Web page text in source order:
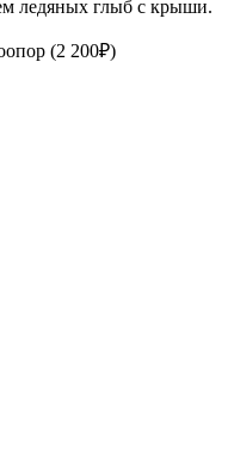
ледяных глыб с крыши.
(2 200₽)